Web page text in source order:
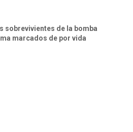
sobrevivientes de la bomba
marcados de por vida